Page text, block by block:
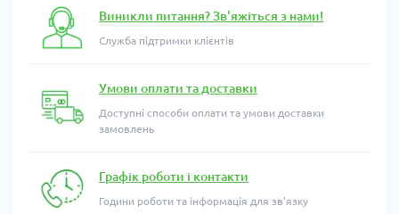
Виникли питання? Зв'яжіться з нами!
Служба підтримки клієнтів
Умови оплати та доставки
Доступні способи оплати та умови доставки
замовлень
Графік роботи і контакти
Години роботи та інформація для зв'язку